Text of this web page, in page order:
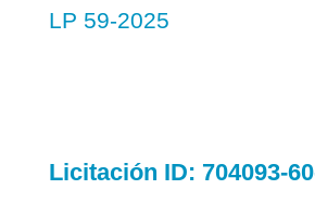
LP 59-2025
Licitación ID: 704093-